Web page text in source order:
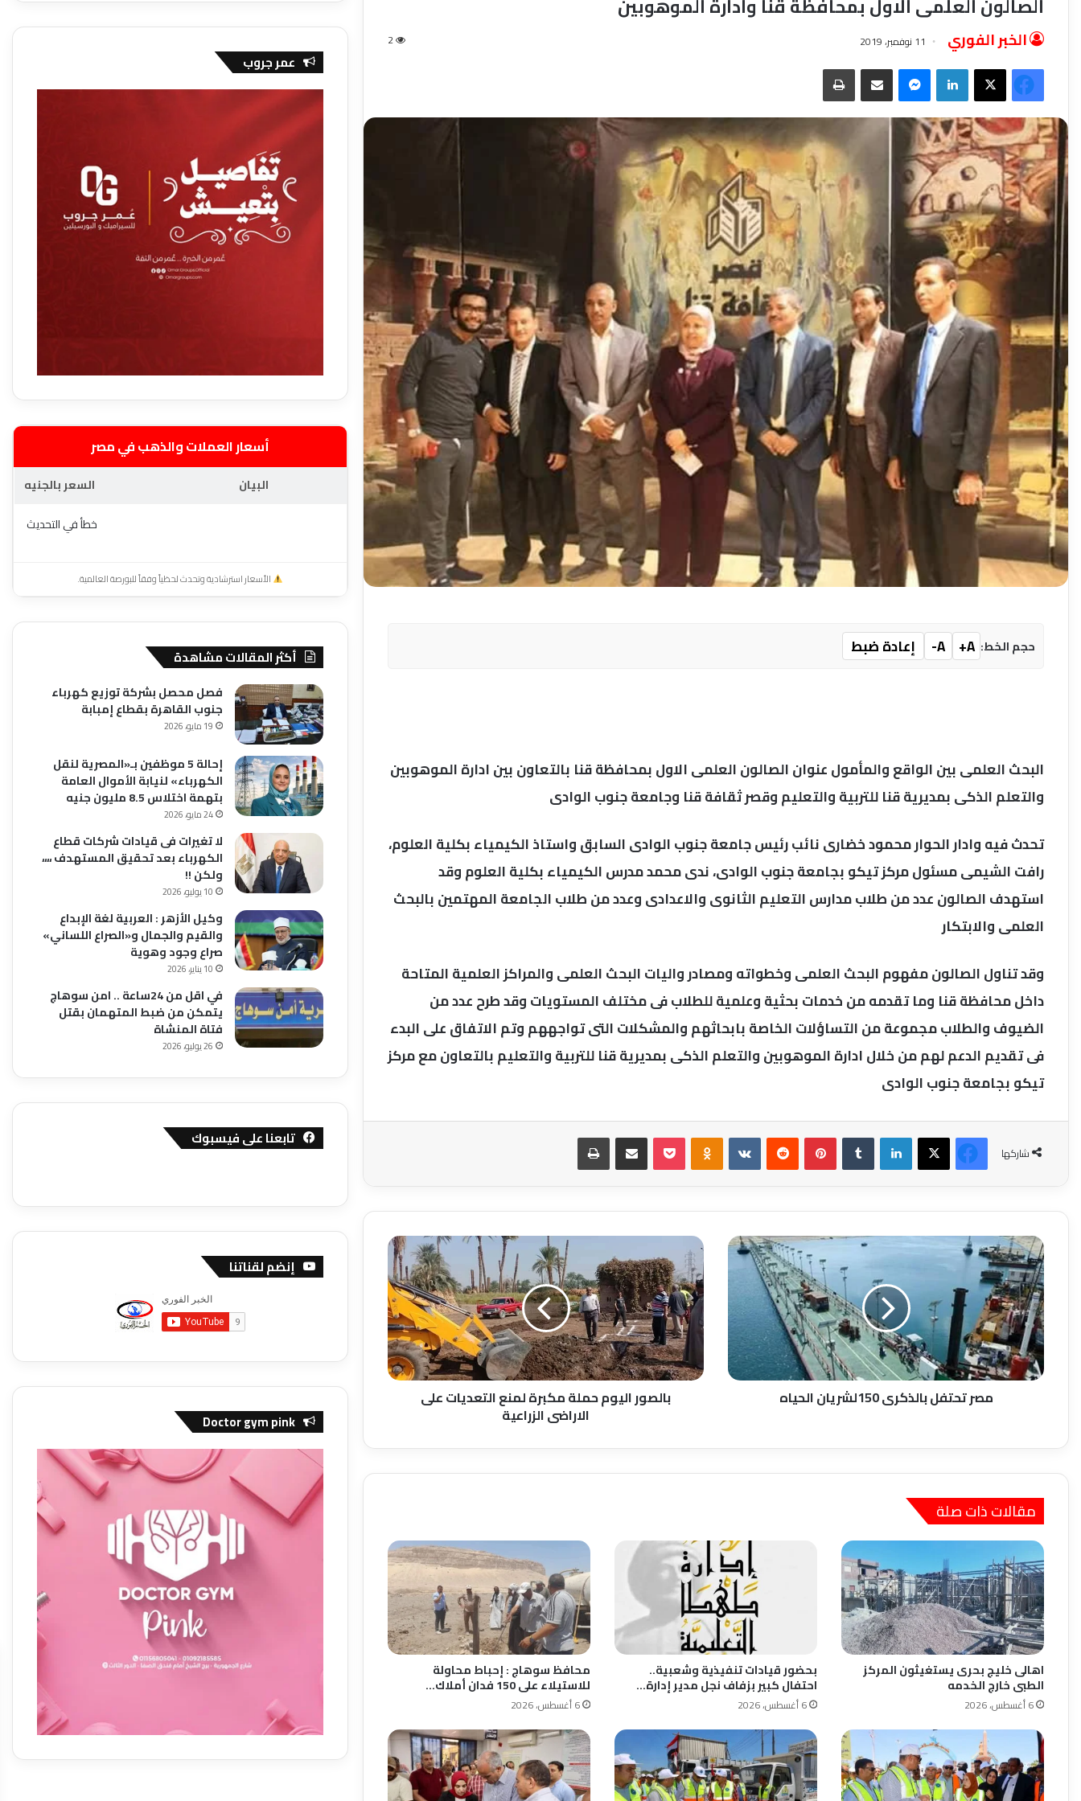
الخبر الفوري 11 نوفمبر، 2019 2
فيسبوك‫X لينكدإن ماسنجر مشاركة عبر البريد طباعة
حجم الخط: A+
A- إعادة ضبط
البحث العلمى بين الواقع والمأمول عنوان الصالون العلمى الاول بمحافظة قنا بالتعاون بين ادارة الموهوبين
والتعلم الذكى بمديرية قنا للتربية والتعليم وقصر ثقافة قنا وجامعة جنوب الوادى
تحدث فيه وادار الحوار محمود خضارى نائب رئيس جامعة جنوب الوادى السابق واستاذ الكيمياء بكلية العلوم،
رافت الشيمى مسئول مركز تيكو بجامعة جنوب الوادى، ندى محمد مدرس الكيمياء بكلية العلوم وقد
استهدف الصالون عدد من طلاب مدارس التعليم الثانوى والاعدادى وعدد من طلاب الجامعة المهتمين بالبحث
العلمى والابتكار
وقد تناول الصالون مفهوم البحث العلمى وخطواته ومصادر واليات البحث العلمى والمراكز العلمية المتاحة
داخل محافظة قنا وما تقدمه من خدمات بحثية وعلمية للطلاب فى مختلف المستويات وقد طرح عدد من
الضيوف والطلاب مجموعة من التساؤلات الخاصة بابحاثهم والمشكلات التى تواجههم وتم الاتفاق على البدء
فى تقديم الدعم لهم من خلال ادارة الموهوبين والتعلم الذكى بمديرية قنا للتربية والتعليم بالتعاون مع مركز
تيكو بجامعة جنوب الوادى
شاركها
فيسبوك‫X لينكدإن بينتيريست Odnoklassniki
‫Pocket مشاركة عبر البريد طباعة
مصر
تحتفل
بالذكرى
150لشريان
الحياه
مصر تحتفل بالذكرى 150لشريان الحياه
بالصور
اليوم
حملة
مكبرة
لمنع
التعديات
الاراضى
الزراعية
بالصور اليوم حملة مكبرة لمنع التعديات على
الاراضى الزراعية
مقالات ذات صلة
اهالى خليج بحرى يستغيثون المركز
الطبى خارج الخدمه
6 أغسطس، 2026
بحضور قيادات تنفيذية وشعبية..
احتفال كبير بزفاف نجل مدير إدارة…
6 أغسطس، 2026
محافظ سوهاج : إحباط محاولة
للاستيلاء على 150 فدان أملاك…
6 أغسطس، 2026
عمر جروب
أسعار العملات والذهب في مصر
البيان
السعر بالجنيه
خطأ في التحديث
الأسعار استرشادية وتحدث لحظياً وفقاً للبورصة العالمية.
أكثر المقالات مشاهدة
فصل محصل بشركة توزيع كهرباء
جنوب القاهرة بقطاع إمبابة
19 مايو، 2026
إحالة 5 موظفين بـ«المصرية لنقل
الكهرباء» لنيابة الأموال العامة
بتهمة اختلاس 8.5 مليون جنيه
24 مايو، 2026
لا تغيرات فى قيادات شركات قطاع
الكهرباء بعد تحقيق المستهدف ،،،،
ولكن !!
10 يوليو، 2026
وكيل الأزهر : العربية لغة الإبداع
والقيم والجمال و«الصراع اللساني»
صراع وجود وهوية
10 يناير، 2026
في اقل من 24ساعة .. امن سوهاج
يتمكن من ضبط المتهمان بقتل
فتاة المنشاة
26 يوليو، 2026
تابعنا على فيسبوك
إنضم لقناتنا
Doctor gym pink